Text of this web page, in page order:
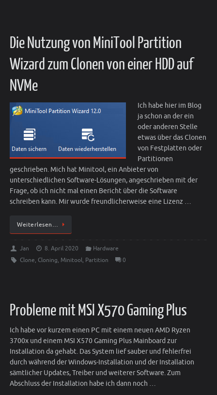
Die Nutzung von MiniTool Partition
Wizard zum Clonen von einer HDD auf
NVMe
Ich habe hier im Blog
ja schon an der ein
oder anderen Stelle
etwas über das Clonen
von Festplatten oder
Partitionen
geschrieben. Mich hat Minitool, ein Anbieter von
unterschiedlichen Software-Lösungen, angeschrieben mit der
Frage, ob ich nicht mal einen Bericht über die Software
schreiben kann. Mir wurde freundlicherweise eine Lizenz …
Weiterlesen…
Jan 8. April 2020
Hardware
Clone, Cloning, Minitool, Partition 0
Probleme mit MSI X570 Gaming Plus
Ich habe vor kurzem einen PC mit einem neuen AMD Ryzen
3700x und einem MSI X570 Gaming Plus Mainboard zur
Installation da gehabt. Das System lief sauber und fehlerfrei
durch während der Windows-Installation und der Installation
sämtlicher Updates, Treiber und weiterer Software. Zum
Abschluss der Installation habe ich dann noch …